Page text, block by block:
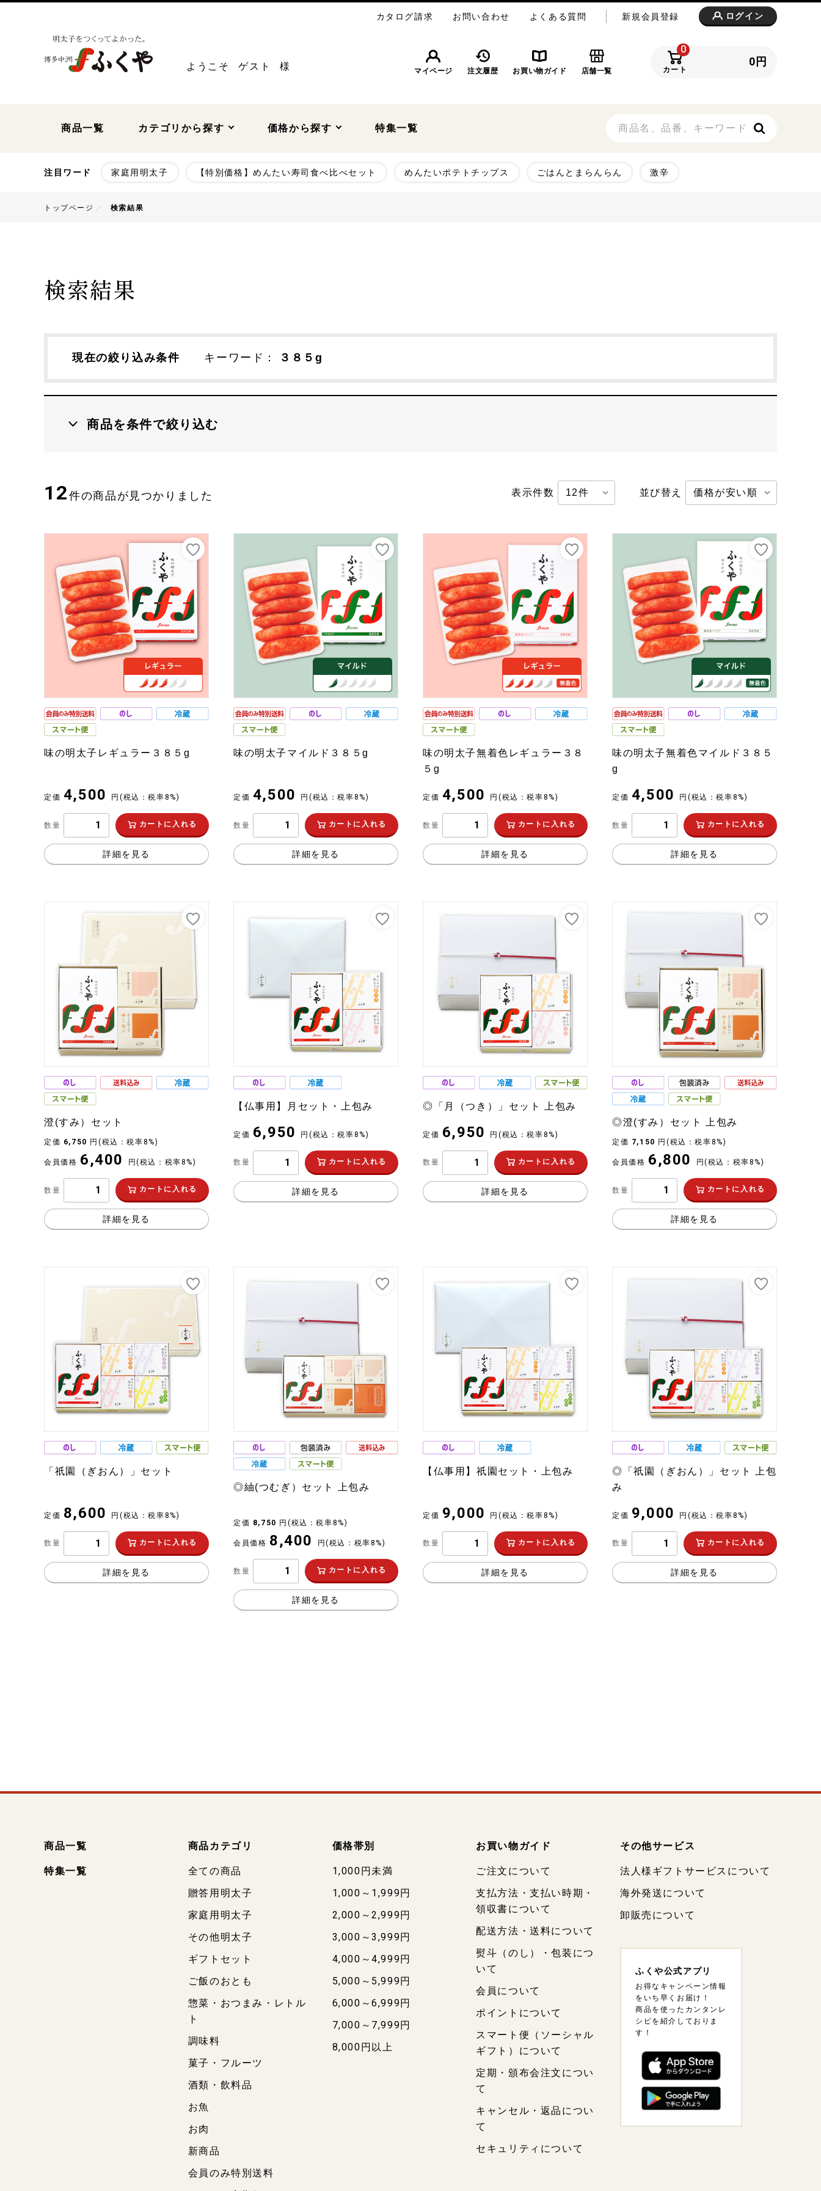
カタログ請求 お問い合わせ よくある質問 新規会員登録 ログイン
ようこそ ゲスト 様 マイページ 注文履歴 お買い物ガイド 店舗一覧 カート
0
0 円
商品一覧 カテゴリから探す
会員のみ特別送料 おいしさ定期便
価格から探す 特集一覧
注目ワード 家庭用明太子 【特別価格】めんたい寿司食べ比べセット めんたいポテトチップス ごはんとまらんらん 激辛
トップページ 検索結果
検索結果
現在の絞り込み条件 キーワード ３８５g
商品を条件で絞り込む
スマート便※
この条件で絞り込む リセット
※スマート便：住所がわからなくてもSNS・メールでかんたんに商品をお届けできます。詳しくはこちら
12 件の商品が見つかりました 表示件数 並び替え
味の明太子レギュラー３８５g
定価 4,500 円(税込：税率8%)
数量 カートに入れる
詳細を見る
味の明太子マイルド３８５g
定価 4,500 円(税込：税率8%)
数量 カートに入れる
詳細を見る
味の明太子無着色レギュラー３８
５g
定価 4,500 円(税込：税率8%)
数量 カートに入れる
詳細を見る
味の明太子無着色マイルド３８５
g
定価 4,500 円(税込：税率8%)
数量 カートに入れる
詳細を見る
澄(すみ）セット
定価 6,750 円(税込：税率8%)
会員価格 6,400 円(税込：税率8%)
数量 カートに入れる
詳細を見る
【仏事用】月セット・上包み
定価 6,950 円(税込：税率8%)
数量 カートに入れる
詳細を見る
◎「月（つき）」セット 上包み
定価 6,950 円(税込：税率8%)
数量 カートに入れる
詳細を見る
◎澄(すみ）セット 上包み
定価 7,150 円(税込：税率8%)
会員価格 6,800 円(税込：税率8%)
数量 カートに入れる
詳細を見る
「祇園（ぎおん）」セット
定価 8,600 円(税込：税率8%)
数量 カートに入れる
詳細を見る
◎紬(つむぎ）セット 上包み
定価 8,750 円(税込：税率8%)
会員価格 8,400 円(税込：税率8%)
数量 カートに入れる
詳細を見る
【仏事用】祇園セット・上包み
定価 9,000 円(税込：税率8%)
数量 カートに入れる
詳細を見る
◎「祇園（ぎおん）」セット 上包
み
定価 9,000 円(税込：税率8%)
数量 カートに入れる
詳細を見る
商品一覧
特集一覧
商品カテゴリ
全ての商品
贈答用明太子
家庭用明太子
その他明太子
ギフトセット
ご飯のおとも
惣菜・おつまみ・レトル
ト
調味料
菓子・フルーツ
酒類・飲料品
お魚
お肉
新商品
会員のみ特別送料
価格帯別
1,000円未満
1,000～1,999円
2,000～2,999円
3,000～3,999円
4,000～4,999円
5,000～5,999円
6,000～6,999円
7,000～7,999円
8,000円以上
お買い物ガイド
ご注文について
支払方法・支払い時期・
領収書について
配送方法・送料について
熨斗（のし）・包装につ
いて
会員について
ポイントについて
スマート便（ソーシャル
ギフト）について
定期・頒布会注文につい
て
キャンセル・返品につい
て
セキュリティについて
その他サービス
法人様ギフトサービスについて
海外発送について
卸販売について
ふくや公式アプリ
お得なキャンペーン情報
をいち早くお届け！
商品を使ったカンタンレ
シピを紹介しておりま
す！